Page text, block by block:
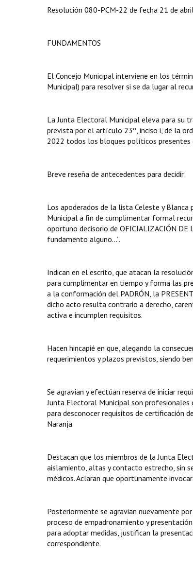
Resolución 080-PCM-22 de fecha 21 de
FUNDAMENTOS
El Concejo Municipal interviene en los
Municipal) para resolver si se da lugar al
La Junta Electoral Municipal eleva para su
prevista por el artículo 23º, inciso i, de la
2022 todos los bloques políticos presentes
Breve reseña de antecedentes para decidir:
Los apoderados de la lista Celeste y
Municipal a fin de cumplimentar formal
oportuno decisorio de OFICIALIZACIÓN
fundamento alguno…”.
Indican en el escrito, que atacan la
para cumplimentar en tiempo y forma las
a la conformación del PADRÓN, la
dicho acto resulta contrario a derecho,
activa e incumplen requisitos.
Hacen hincapié en que, alegando la
requerimientos y plazos previstos, siendo
Se agravian y efectúan reserva de iniciar
Junta Electoral Municipal son profesionales
para desconocer requisitos de certificación
Naranja.
Destacan que los miembros de la Junta
aislamiento, altas y contacto estrecho, sin
médicos. Aclaran que oportunamente
Posteriormente se agravian nuevamente
proceso de empadronamiento y
para adoptar medidas, justifican la
correspondiente.